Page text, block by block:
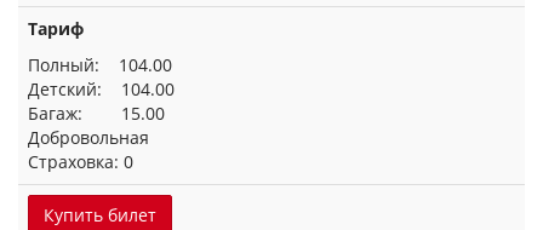
Тариф
Полный: 104.00
Детский: 104.00
Багаж: 15.00
Добровольная
Страховка: 0
Купить билет